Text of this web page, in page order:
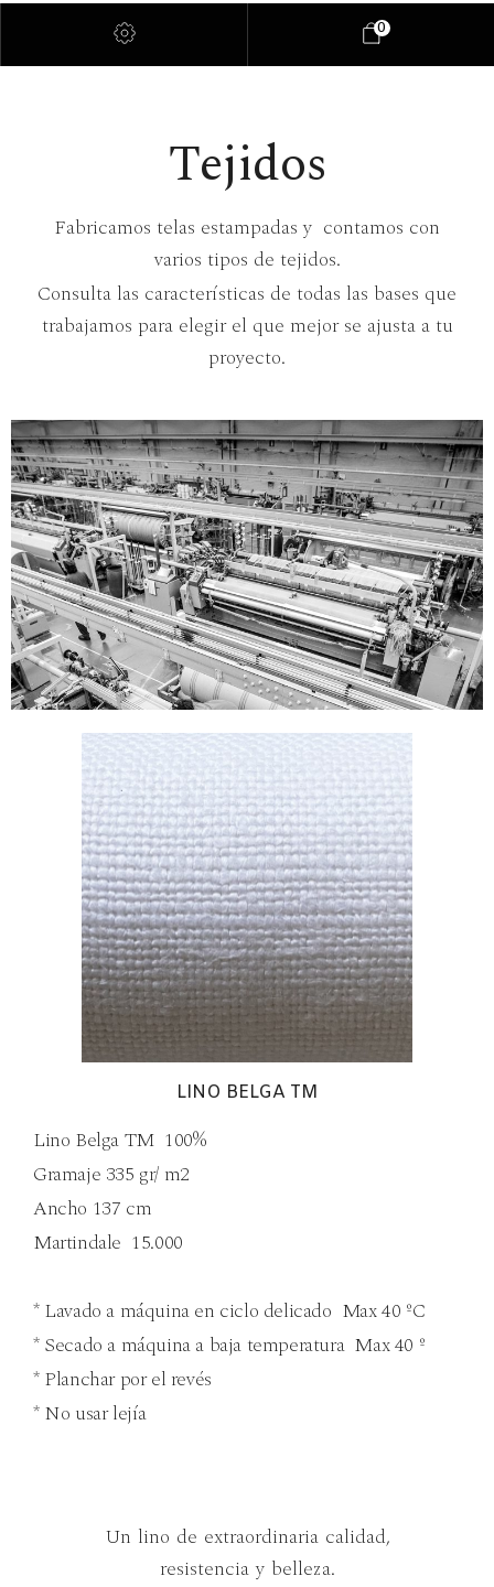
0
Tejidos
Fabricamos telas estampadas y contamos con
varios tipos de tejidos.
Consulta las características de todas las bases que
trabajamos para elegir el que mejor se ajusta a tu
proyecto.
LINO BELGA TM
Lino Belga TM 100%
Gramaje 335 gr/ m2
Ancho 137 cm
Martindale 15.000
* Lavado a máquina en ciclo delicado Max 40 ºC
* Secado a máquina a baja temperatura Max 40 º
* Planchar por el revés
* No usar lejía
Un lino de extraordinaria calidad,
resistencia y belleza.